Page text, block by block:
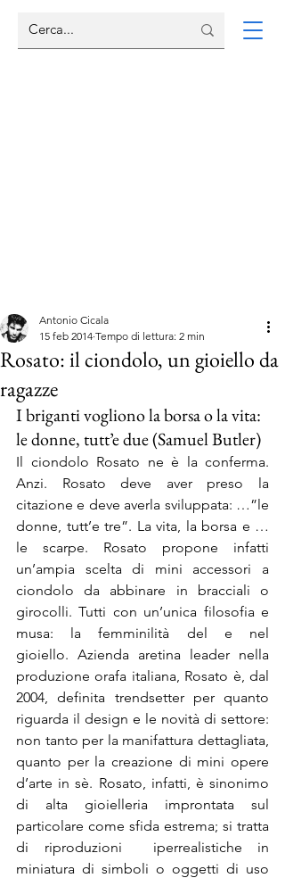
Rosato: il ciondolo, un gioiello da
ragazze
Antonio Cicala
15 feb 2014 Tempo di lettura: 2 min
I briganti vogliono la borsa o la vita:
le donne, tutt’e due (Samuel Butler)
Il ciondolo Rosato ne è la conferma.
Anzi. Rosato deve aver preso la
citazione e deve averla sviluppata: …”le
donne, tutt’e tre”. La vita, la borsa e …
le scarpe. Rosato propone infatti
un’ampia scelta di mini accessori a
ciondolo da abbinare in bracciali o
girocolli. Tutti con un’unica filosofia e
musa: la femminilità del e nel
gioiello. Azienda aretina leader nella
produzione orafa italiana, Rosato è, dal
2004, definita trendsetter per quanto
riguarda il design e le novità di settore:
non tanto per la manifattura dettagliata,
quanto per la creazione di mini opere
d’arte in sè. Rosato, infatti, è sinonimo
di alta gioielleria improntata sul
particolare come sfida estrema; si tratta
di riproduzioni  iperrealistiche in
miniatura di simboli o oggetti di uso